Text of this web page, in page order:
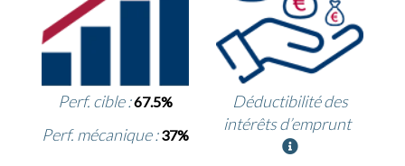
Perf. cible :67.5%
Perf. mécanique : 37%
Déductibilité des
intérêts d’emprunt